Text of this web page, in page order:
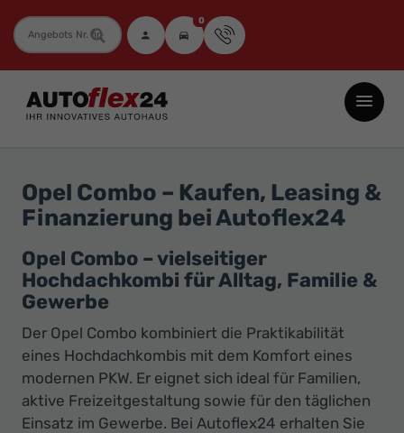
Fahrzeugnummer 0
Autoflex24
GmbH
Neuwagen
Jahreswagen
und
Gebrauchtwagen
zu
Top-
Preisen
-
Ihr
Opel Combo – Kaufen, Leasing &
Finanzierung bei Autoflex24
Opel Combo – vielseitiger
Hochdachkombi für Alltag, Familie &
Gewerbe
Der Opel Combo kombiniert die Praktikabilität
eines Hochdachkombis mit dem Komfort eines
modernen PKW. Er eignet sich ideal für Familien,
aktive Freizeitgestaltung sowie für den täglichen
Einsatz im Gewerbe. Bei Autoflex24 erhalten Sie